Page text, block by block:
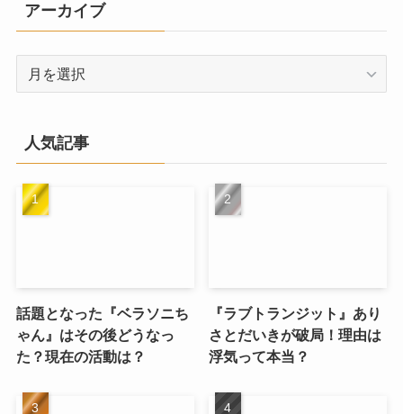
ー
アーカイブ
ブ
人気記事
話題となった『ベラソニち
ゃん』はその後どうなっ
た？現在の活動は？
『ラブトランジット』あり
さとだいきが破局！理由は
浮気って本当？